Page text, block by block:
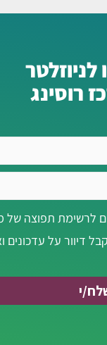
רוסינג
לרשימת תפוצה של
דיוור על עדכונים